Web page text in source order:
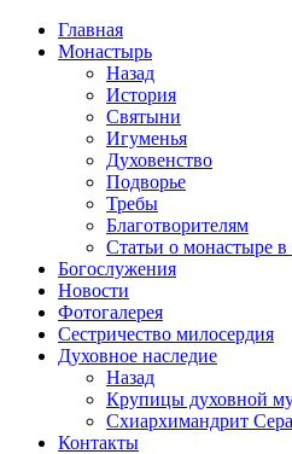
Перейти
содержимому
Главная
Монастырь
Назад
История
Святыни
Игуменья
Духовенство
Подворье
Требы
Благотворителям
Статьи о монастыре в
Богослужения
Новости
Фотогалерея
Сестричество милосердия
Духовное наследие
Назад
Крупицы духовной
Схиархимандрит
Контакты